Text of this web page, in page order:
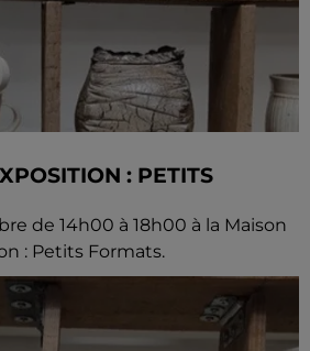
: PETITS
de 14h00 à 18h00 à la Maison
: Petits Formats.